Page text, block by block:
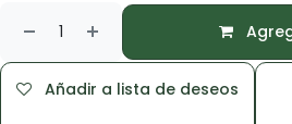
Añadir a lista de deseos